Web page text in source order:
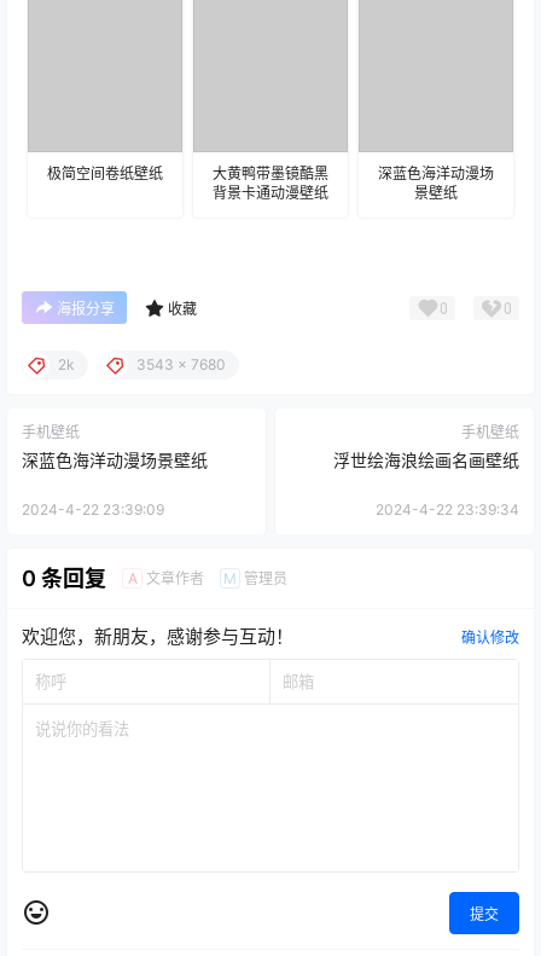
极简空间卷纸壁纸
大黄鸭带墨镜酷黑
背景卡通动漫壁纸
深蓝色海洋动漫场
景壁纸
海报分享 收藏 0 0
2k 3543 x 7680
手机壁纸
深蓝色海洋动漫场景壁纸
2024-4-22 23:39:09
手机壁纸
浮世绘海浪绘画名画壁纸
2024-4-22 23:39:34
0 条回复 A 文章作者 M 管理员
欢迎您，新朋友，感谢参与互动！ 确认修改
提交